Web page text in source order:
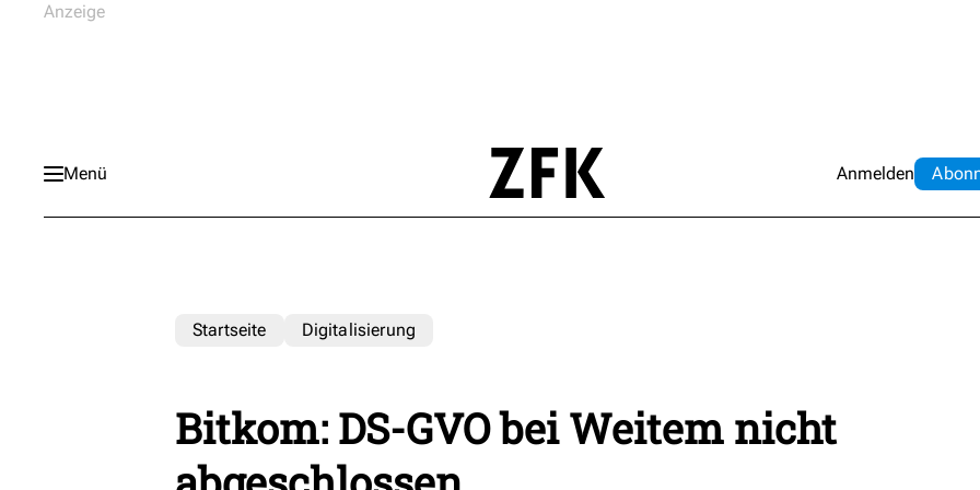
Menü Anmelden Abo
Startseite Digitalisierung
Bitkom: DS-GVO bei Weitem nicht